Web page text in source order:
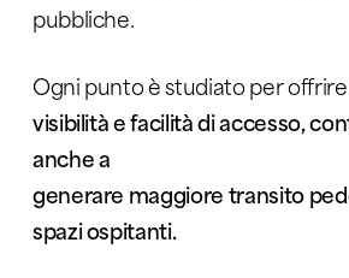
pubbliche.
Ogni punto è studiato per offrire
visibilità e facilità di accesso,
anche a
generare maggiore transito
spazi ospitanti.